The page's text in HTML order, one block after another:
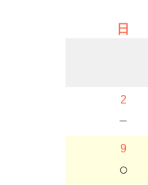
日
2
－
9
○